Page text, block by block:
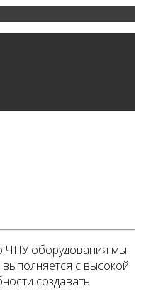
ЧПУ оборудования мы
с высокой
создавать